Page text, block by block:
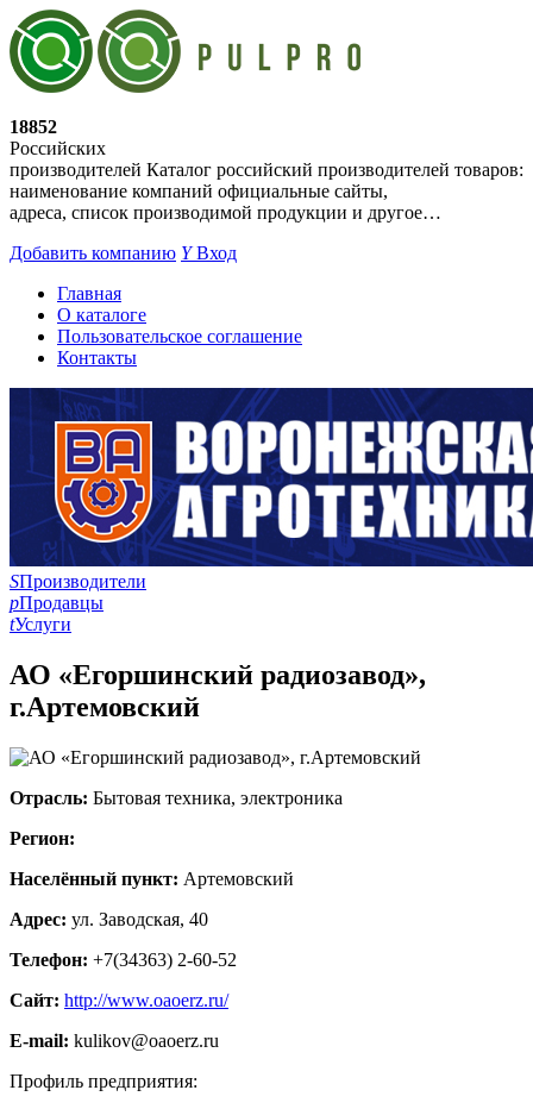
18852
Российских
производителей Каталог российский производителей товаров:
наименование компаний официальные сайты,
адреса, список производимой продукции и другое…
Добавить компанию YВход
Главная
О каталоге
Пользовательское соглашение
Контакты
SПроизводители
pПродавцы
tУслуги
АО «Егоршинский радиозавод»,
г.Артемовский
Отрасль: Бытовая техника, электроника
Регион:
Населённый пункт: Артемовский
Адрес: ул. Заводская, 40
Телефон: +7(34363) 2-60-52
Сайт: http://www.oaoerz.ru/
E-mail: kulikov@oaoerz.ru
Профиль предприятия: